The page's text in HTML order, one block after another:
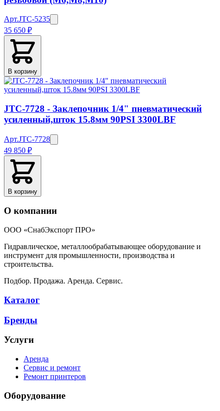
Арт.JTC-5235
35 650 ₽
В корзину
JTC-7728 - Заклепочник 1/4" пневматический
усиленный,шток 15.8мм 90PSI 3300LBF
Арт.JTC-7728
49 850 ₽
В корзину
О компании
ООО «СнабЭкспорт ПРО»
Гидравлическое, металлообрабатывающее оборудование и
инструмент для промышленности, производства и
строительства.
Подбор. Продажа. Аренда. Сервис.
Каталог
Бренды
Услуги
Аренда
Сервис и ремонт
Ремонт принтеров
Оборудование